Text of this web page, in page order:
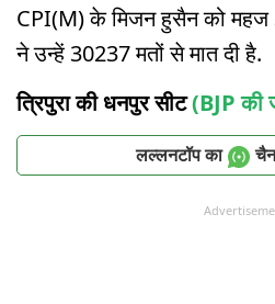
CPI(M) के मिजन हुसैन को
ने उन्हें 30237 मतों से मात दी है.
त्रिपुरा की धनपुर सीट(BJP की
लल्लनटॉप का